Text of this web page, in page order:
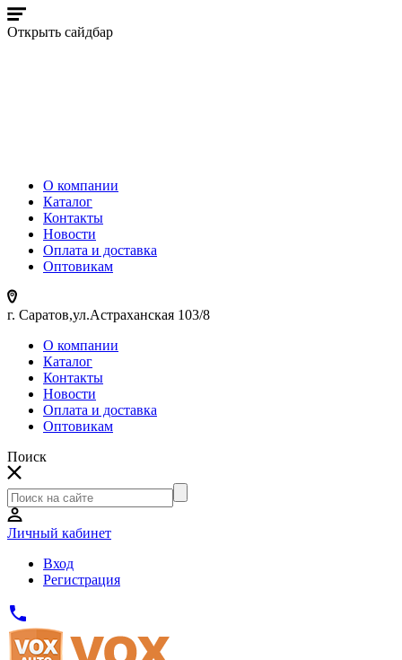
Открыть сайдбар
О компании
Каталог
Контакты
Новости
Оплата и доставка
Оптовикам
г. Саратов,ул.Астраханская 103/8
О компании
Каталог
Контакты
Новости
Оплата и доставка
Оптовикам
Поиск
Личный кабинет
Вход
Регистрация
phone